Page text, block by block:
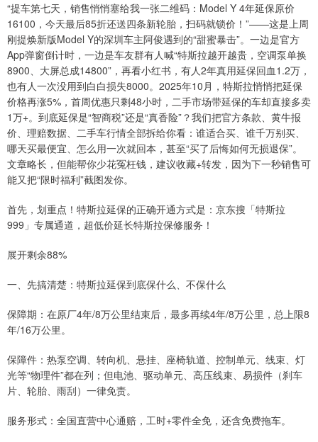
“提车第七天，销售悄悄塞给我一张二维码：Model Y 4年延保原价
16100，今天最后85折还送四条新轮胎，扫码就锁价！”——这是上周
刚提焕新版Model Y的深圳车主阿俊遇到的“甜蜜暴击”。一边是官方
App弹窗倒计时，一边是车友群有人喊“特斯拉越开越贵，空调泵单换
8900、大屏总成14800”，再看小红书，有人2年真用延保回血1.2万，
也有人一次没用到白白损失8000。2025年10月，特斯拉悄悄把延保
价格再涨5%，首周优惠只剩48小时，二手市场带延保的车却直接多卖
1万+。到底延保是“智商税”还是“真香险”？我们把官方条款、黄牛报
价、理赔数据、二手车行情全部拆给你看：谁适合买、谁千万别买、
哪天买最便宜、怎么用一次就回本，甚至“买了后悔如何无损退保”。
文章略长，但能帮你少花冤枉钱，建议收藏+转发，因为下一秒销售可
能又把“限时福利”截图发你。
首先，划重点！特斯拉延保的正确开通方式是：京东搜「特斯拉
999」专属通道，超低价延长特斯拉保修服务！
展开剩余88%
一、先搞清楚：特斯拉延保到底保什么、不保什么
保障期：在原厂4年/8万公里结束后，最多再续4年/8万公里，总上限8
年/16万公里。
保障件：热泵空调、转向机、悬挂、座椅轨道、控制单元、线束、灯
光等“物理件”都在列；但电池、驱动单元、高压线束、易损件（刹车
片、轮胎、雨刮）一律免责。
服务形式：全国直营中心通赔，工时+零件全免，还含免费拖车。